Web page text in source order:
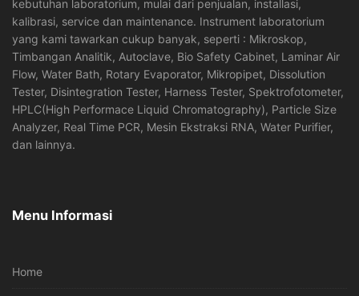
kebutuhan laboratorium, mulai dari penjualan, installasi,
kalibrasi, service dan maintenance. Instrument laboratorium
yang kami tawarkan cukup banyak, seperti : Mikroskop,
Timbangan Analitik, Autoclave, Bio Safety Cabinet, Laminar Air
Flow, Water Bath, Rotary Evaporator, Mikropipet, Dissolution
Tester, Disintegration Tester, Harness Tester, Spektrofotometer,
HPLC(High Performace Liquid Chromatography), Particle Size
Analyzer, Real Time PCR, Mesin Ekstraksi RNA, Water Purifier,
dan lainnya.
Menu Informasi
Home